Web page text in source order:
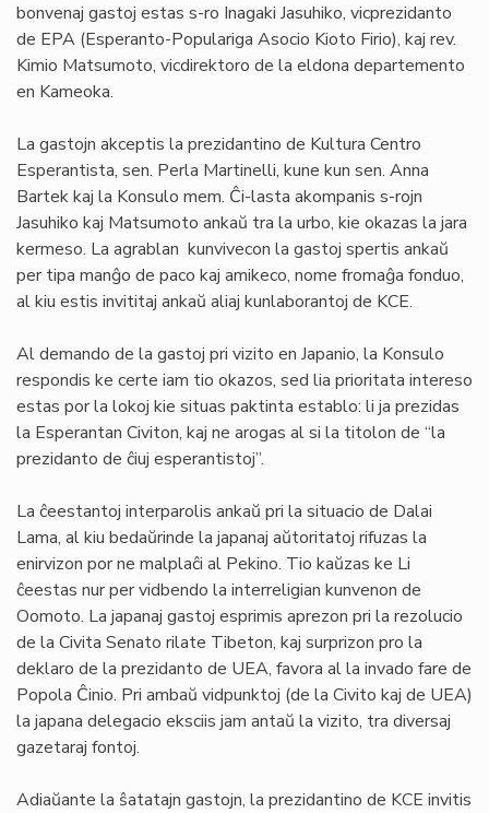
bonvenaj gastoj estas s-ro Inagaki Jasuhiko, vicprezidanto
de EPA (Esperanto-Populariga Asocio Kioto Firio), kaj rev.
Kimio Matsumoto, vicdirektoro de la eldona departemento
en Kameoka.
La gastojn akceptis la prezidantino de Kultura Centro
Esperantista, sen. Perla Martinelli, kune kun sen. Anna
Bartek kaj la Konsulo mem. Ĉi-lasta akompanis s-rojn
Jasuhiko kaj Matsumoto ankaŭ tra la urbo, kie okazas la jara
kermeso. La agrablan kunvivecon la gastoj spertis ankaŭ
per tipa manĝo de paco kaj amikeco, nome fromaĝa fonduo,
al kiu estis invititaj ankaŭ aliaj kunlaborantoj de KCE.
Al demando de la gastoj pri vizito en Japanio, la Konsulo
respondis ke certe iam tio okazos, sed lia prioritata intereso
estas por la lokoj kie situas paktinta establo: li ja prezidas
la Esperantan Civiton, kaj ne arogas al si la titolon de “la
prezidanto de ĉiuj esperantistoj”.
La ĉeestantoj interparolis ankaŭ pri la situacio de Dalai
Lama, al kiu bedaŭrinde la japanaj aŭtoritatoj rifuzas la
enirvizon por ne malplaĉi al Pekino. Tio kaŭzas ke Li
ĉeestas nur per vidbendo la interreligian kunvenon de
Oomoto. La japanaj gastoj esprimis aprezon pri la rezolucio
de la Civita Senato rilate Tibeton, kaj surprizon pro la
deklaro de la prezidanto de UEA, favora al la invado fare de
Popola Ĉinio. Pri ambaŭ vidpunktoj (de la Civito kaj de UEA)
la japana delegacio eksciis jam antaŭ la vizito, tra diversaj
gazetaraj fontoj.
Adiaŭante la ŝatatajn gastojn, la prezidantino de KCE invitis